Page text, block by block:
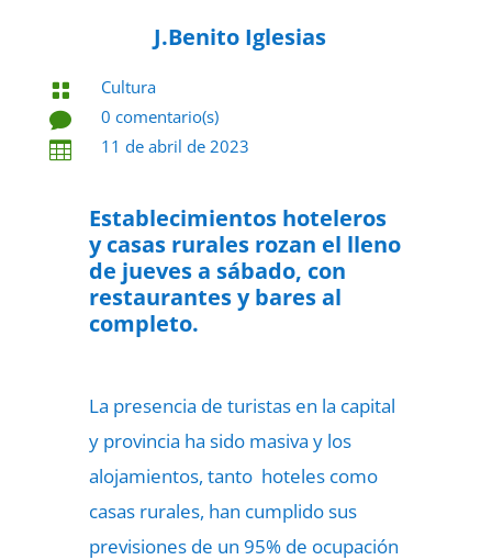
J.Benito Iglesias

Cultura

0 comentario(s)

11 de abril de 2023
Establecimientos hoteleros
y casas rurales rozan el lleno
de jueves a sábado, con
restaurantes y bares al
completo.
La presencia de turistas en la capital
y provincia ha sido masiva y los
alojamientos, tanto hoteles como
casas rurales, han cumplido sus
previsiones de un 95% de ocupación